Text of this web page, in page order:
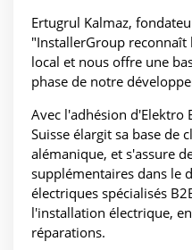
Ertugrul Kalmaz,
"InstallerGroup
local et nous offre une
phase de notre
Avec l'adhésion d'Elektro
Suisse élargit sa base de
alémanique, et s'assure
supplémentaires dans le
électriques spécialisés
l'installation électrique,
réparations.